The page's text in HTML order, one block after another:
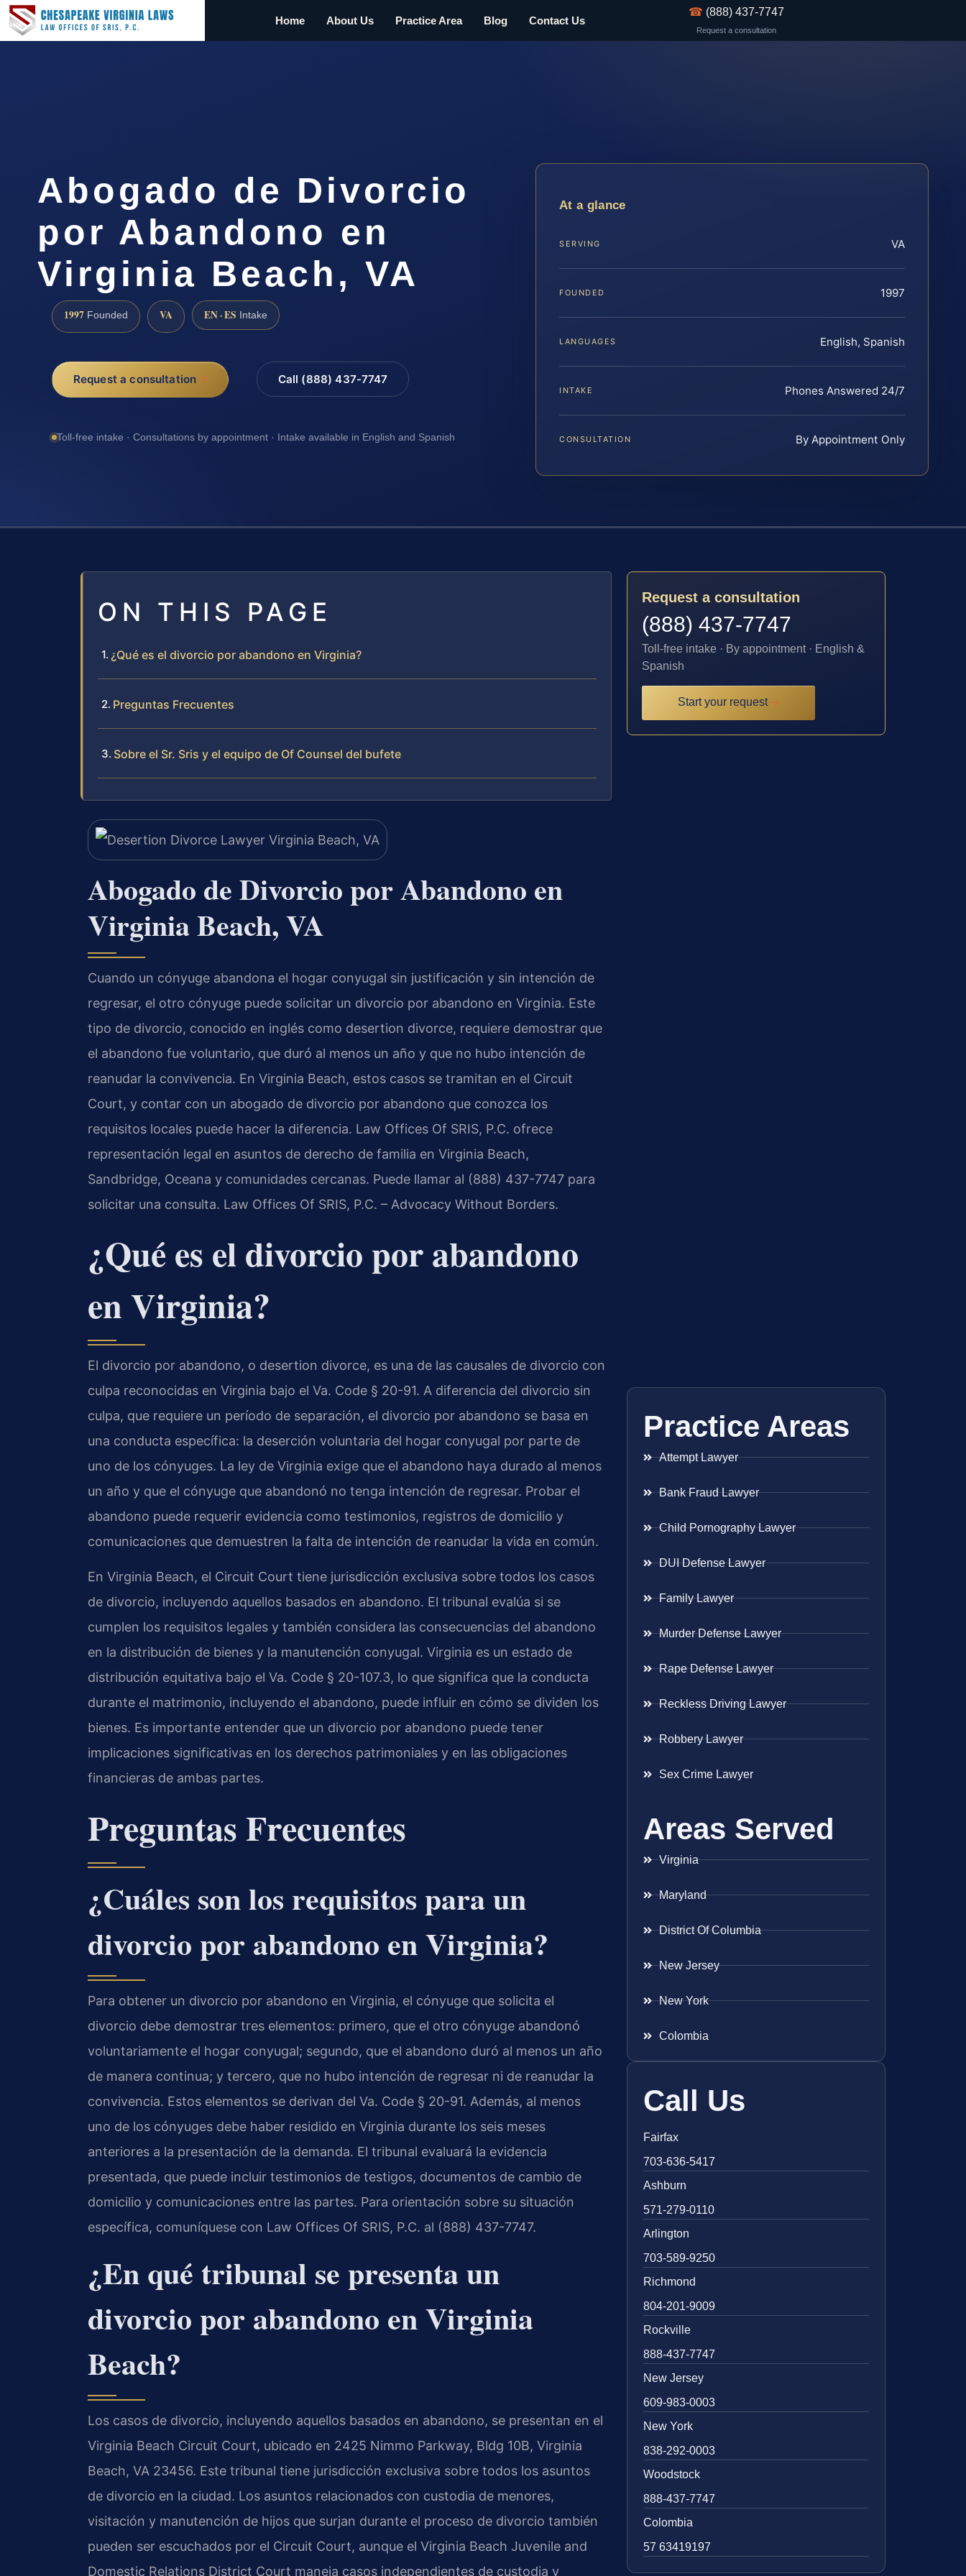
Home About Us Practice Area Blog Contact Us
☎ (888) 437-7747
Request a consultation
Abogado de Divorcio
por Abandono en
Virginia Beach, VA
1997 Founded VA EN · ES Intake
Request a consultation Call (888) 437-7747
Toll-free intake · Consultations by appointment · Intake available in English and Spanish
At a glance
SERVING VA
FOUNDED 1997
LANGUAGES English, Spanish
INTAKE Phones Answered 24/7
CONSULTATION By Appointment Only
ON THIS PAGE
¿Qué es el divorcio por abandono en Virginia?
Preguntas Frecuentes
Sobre el Sr. Sris y el equipo de Of Counsel del bufete
Abogado de Divorcio por Abandono en
Virginia Beach, VA
Cuando un cónyuge abandona el hogar conyugal sin justificación y sin intención de
regresar, el otro cónyuge puede solicitar un divorcio por abandono en Virginia. Este
tipo de divorcio, conocido en inglés como desertion divorce, requiere demostrar que
el abandono fue voluntario, que duró al menos un año y que no hubo intención de
reanudar la convivencia. En Virginia Beach, estos casos se tramitan en el Circuit
Court, y contar con un abogado de divorcio por abandono que conozca los
requisitos locales puede hacer la diferencia. Law Offices Of SRIS, P.C. ofrece
representación legal en asuntos de derecho de familia en Virginia Beach,
Sandbridge, Oceana y comunidades cercanas. Puede llamar al (888) 437-7747 para
solicitar una consulta. Law Offices Of SRIS, P.C. – Advocacy Without Borders.
¿Qué es el divorcio por abandono
en Virginia?
El divorcio por abandono, o desertion divorce, es una de las causales de divorcio con
culpa reconocidas en Virginia bajo el Va. Code § 20-91. A diferencia del divorcio sin
culpa, que requiere un período de separación, el divorcio por abandono se basa en
una conducta específica: la deserción voluntaria del hogar conyugal por parte de
uno de los cónyuges. La ley de Virginia exige que el abandono haya durado al menos
un año y que el cónyuge que abandonó no tenga intención de regresar. Probar el
abandono puede requerir evidencia como testimonios, registros de domicilio y
comunicaciones que demuestren la falta de intención de reanudar la vida en común.
En Virginia Beach, el Circuit Court tiene jurisdicción exclusiva sobre todos los casos
de divorcio, incluyendo aquellos basados en abandono. El tribunal evalúa si se
cumplen los requisitos legales y también considera las consecuencias del abandono
en la distribución de bienes y la manutención conyugal. Virginia es un estado de
distribución equitativa bajo el Va. Code § 20-107.3, lo que significa que la conducta
durante el matrimonio, incluyendo el abandono, puede influir en cómo se dividen los
bienes. Es importante entender que un divorcio por abandono puede tener
implicaciones significativas en los derechos patrimoniales y en las obligaciones
financieras de ambas partes.
Preguntas Frecuentes
¿Cuáles son los requisitos para un
divorcio por abandono en Virginia?
Para obtener un divorcio por abandono en Virginia, el cónyuge que solicita el
divorcio debe demostrar tres elementos: primero, que el otro cónyuge abandonó
voluntariamente el hogar conyugal; segundo, que el abandono duró al menos un año
de manera continua; y tercero, que no hubo intención de regresar ni de reanudar la
convivencia. Estos elementos se derivan del Va. Code § 20-91. Además, al menos
uno de los cónyuges debe haber residido en Virginia durante los seis meses
anteriores a la presentación de la demanda. El tribunal evaluará la evidencia
presentada, que puede incluir testimonios de testigos, documentos de cambio de
domicilio y comunicaciones entre las partes. Para orientación sobre su situación
específica, comuníquese con Law Offices Of SRIS, P.C. al (888) 437-7747.
¿En qué tribunal se presenta un
divorcio por abandono en Virginia
Beach?
Los casos de divorcio, incluyendo aquellos basados en abandono, se presentan en el
Virginia Beach Circuit Court, ubicado en 2425 Nimmo Parkway, Bldg 10B, Virginia
Beach, VA 23456. Este tribunal tiene jurisdicción exclusiva sobre todos los asuntos
de divorcio en la ciudad. Los asuntos relacionados con custodia de menores,
visitación y manutención de hijos que surjan durante el proceso de divorcio también
pueden ser escuchados por el Circuit Court, aunque el Virginia Beach Juvenile and
Domestic Relations District Court maneja casos independientes de custodia y
Request a consultation
(888) 437-7747
Toll-free intake · By appointment · English &
Spanish
Start your request
Practice Areas
Attempt Lawyer
Bank Fraud Lawyer
Child Pornography Lawyer
DUI Defense Lawyer
Family Lawyer
Murder Defense Lawyer
Rape Defense Lawyer
Reckless Driving Lawyer
Robbery Lawyer
Sex Crime Lawyer
Areas Served
Virginia
Maryland
District Of Columbia
New Jersey
New York
Colombia
Call Us
Fairfax
703-636-5417
Ashburn
571-279-0110
Arlington
703-589-9250
Richmond
804-201-9009
Rockville
888-437-7747
New Jersey
609-983-0003
New York
838-292-0003
Woodstock
888-437-7747
Colombia
57 63419197